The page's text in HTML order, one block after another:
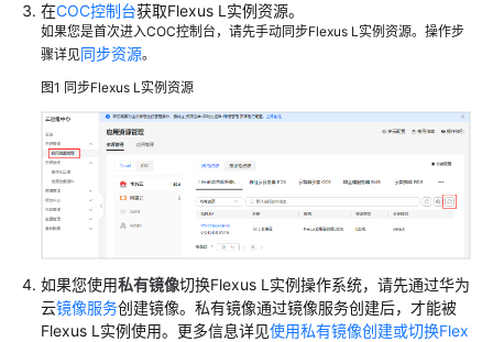
重
置
Flexus
L
变
Flexus
L
实
在COC控制台获取Flexus L实例资源。
如果您是首次进入COC控制台，请先手动同步Flexus L实例资源。操作步
骤详见同步资源。
图1 同步Flexus L实例资源
如果您使用私有镜像切换Flexus L实例操作系统，请先通过华为
云镜像服务创建镜像。私有镜像通过镜像服务创建后，才能被
Flexus L实例使用。更多信息详见使用私有镜像创建或切换Flex